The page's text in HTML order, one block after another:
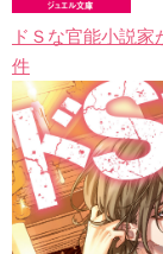
ドＳな官能小説
件